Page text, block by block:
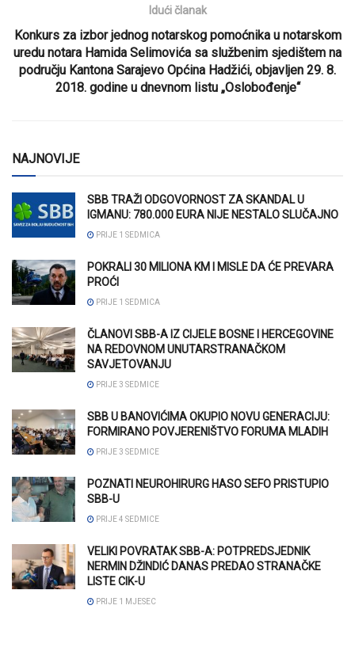
Idući članak
Konkurs za izbor jednog notarskog pomoćnika u notarskom
uredu notara Hamida Selimovića sa službenim sjedištem na
području Kantona Sarajevo Općina Hadžići, objavljen 29. 8.
2018. godine u dnevnom listu „Oslobođenje“
NAJNOVIJE
SBB TRAŽI ODGOVORNOST ZA SKANDAL U
IGMANU: 780.000 EURA NIJE NESTALO SLUČAJNO
PRIJE 1 SEDMICA
POKRALI 30 MILIONA KM I MISLE DA ĆE PREVARA
PROĆI
PRIJE 1 SEDMICA
ČLANOVI SBB-A IZ CIJELE BOSNE I HERCEGOVINE
NA REDOVNOM UNUTARSTRANAČKOM
SAVJETOVANJU
PRIJE 3 SEDMICE
SBB U BANOVIĆIMA OKUPIO NOVU GENERACIJU:
FORMIRANO POVJERENIŠTVO FORUMA MLADIH
PRIJE 3 SEDMICE
POZNATI NEUROHIRURG HASO SEFO PRISTUPIO
SBB-U
PRIJE 4 SEDMICE
VELIKI POVRATAK SBB-A: POTPREDSJEDNIK
NERMIN DŽINDIĆ DANAS PREDAO STRANAČKE
LISTE CIK-U
PRIJE 1 MJESEC